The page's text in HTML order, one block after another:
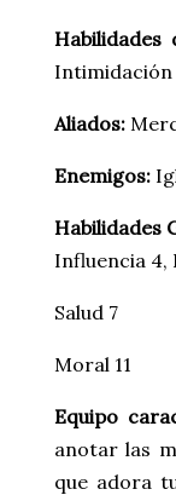
Habilidades
Intimidación
Aliados:
Enemigos:
Habilidades
Influencia 4,
Salud 7
Moral 11
Equipo
anotar las
que adora